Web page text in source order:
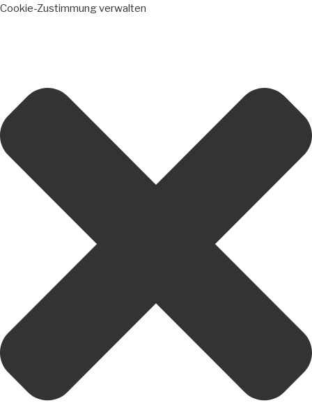
Cookie-Zustimmung verwalten